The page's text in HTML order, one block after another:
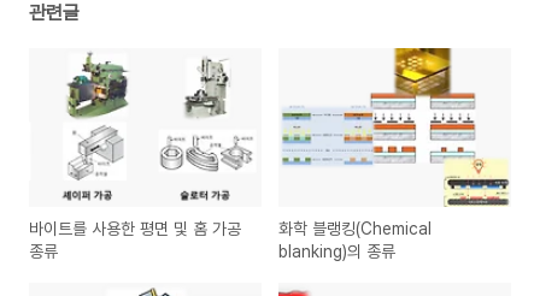
관련글
바이트를 사용한 평면 및 홈 가공
종류
화학 블랭킹(Chemical
blanking)의 종류